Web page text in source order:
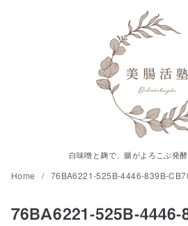
白味噌と麹で、腸がよろこぶ発
Home 76BA6221-525B-4446-839B-
76BA6221-525B-4446-